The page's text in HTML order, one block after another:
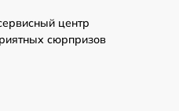
центр
сюрпризов